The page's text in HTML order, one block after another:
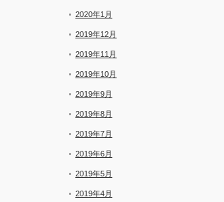
2020年1月
2019年12月
2019年11月
2019年10月
2019年9月
2019年8月
2019年7月
2019年6月
2019年5月
2019年4月